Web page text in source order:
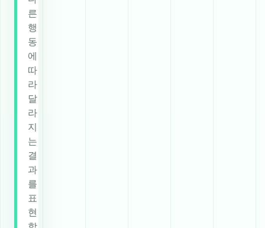
른
행
동
에
따
라
달
라
지
는
결
과
를
표
현